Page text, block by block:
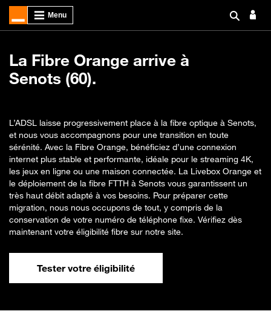
La Fibre Orange arrive à
Senots (60).
L’ADSL laisse progressivement place à la fibre optique à Senots,
et nous vous accompagnons pour une transition en toute
sérénité. Avec la Fibre Orange, bénéficiez d’une connexion
internet plus stable et performante, idéale pour le streaming 4K,
les jeux en ligne ou une maison connectée. La Livebox Orange et
le déploiement de la fibre FTTH à Senots vous garantissent un
très haut débit adapté à vos besoins. Pour préparer cette
migration, nous nous occupons de tout, y compris de la
conservation de votre numéro de téléphone fixe. Vérifiez dès
maintenant votre éligibilité fibre sur notre site.
Tester votre éligibilité